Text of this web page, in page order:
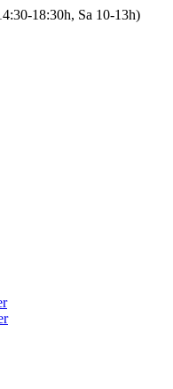
18:30h, Sa 10-13h)